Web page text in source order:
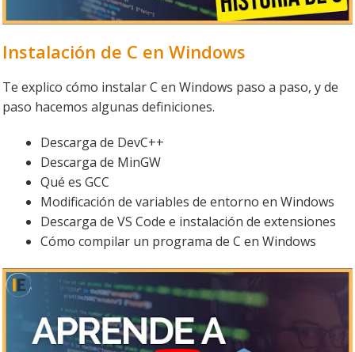
Instalación de C en Windows
Te explico cómo instalar C en Windows paso a paso, y de
paso hacemos algunas definiciones.
Descarga de DevC++
Descarga de MinGW
Qué es GCC
Modificación de variables de entorno en Windows
Descarga de VS Code e instalación de extensiones
Cómo compilar un programa de C en Windows